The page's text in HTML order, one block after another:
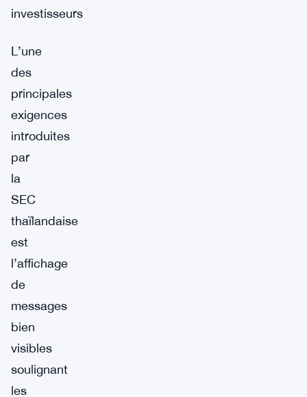
investisseurs
L’une
des
principales
exigences
introduites
par
la
SEC
thaïlandaise
est
l’affichage
de
messages
bien
visibles
soulignant
les